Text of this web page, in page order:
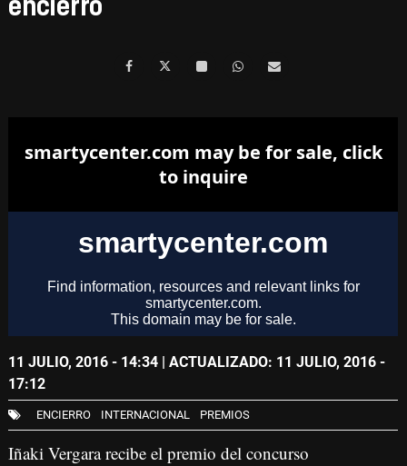
encierro
11 JULIO, 2016 - 14:34 | ACTUALIZADO: 11 JULIO, 2016 -
17:12
ENCIERRO INTERNACIONAL PREMIOS
Iñaki Vergara recibe el premio del concurso